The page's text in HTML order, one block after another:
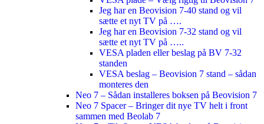
Jeg har en Beovision 7-40 stand og vil
sætte et nyt TV på ….
Jeg har en Beovision 7-32 stand og vil
sætte et nyt TV på …..
VESA pladen eller beslag på BV 7-32
standen
VESA beslag – Beovision 7 stand – sådan
monteres den
Neo 7 – Sådan installeres boksen på Beovision 7
Neo 7 Spacer – Bringer dit nye TV helt i front
sammen med Beolab 7